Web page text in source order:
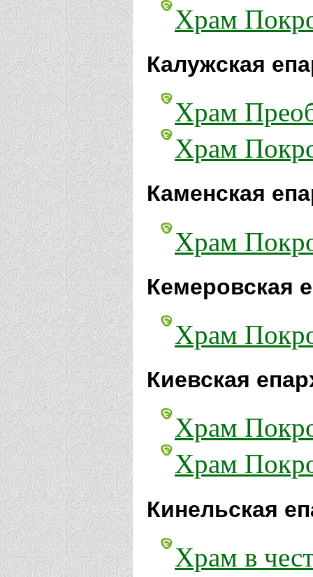
Храм
Калужская
Храм
Храм
Каменская
Храм
Кемеровская
Храм
Киевская
Храм
Храм
Кинельская
Храм в